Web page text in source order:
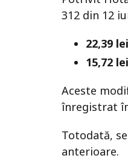
312 din 12
22,39
15,72
Aceste
înregistrat
Totodată,
anterioare.